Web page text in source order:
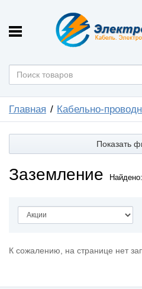
Главная Кабельно-
Показать
Заземление Найдено:
К сожалению, на странице нет